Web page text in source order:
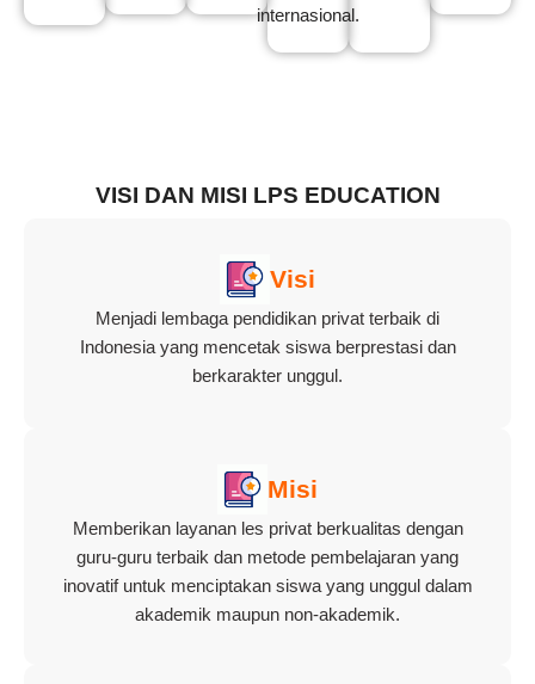
internasional.
VISI DAN MISI LPS EDUCATION
Visi
Menjadi lembaga pendidikan privat terbaik di
Indonesia yang mencetak siswa berprestasi dan
berkarakter unggul.
Misi
Memberikan layanan les privat berkualitas dengan
guru-guru terbaik dan metode pembelajaran yang
inovatif untuk menciptakan siswa yang unggul dalam
akademik maupun non-akademik.